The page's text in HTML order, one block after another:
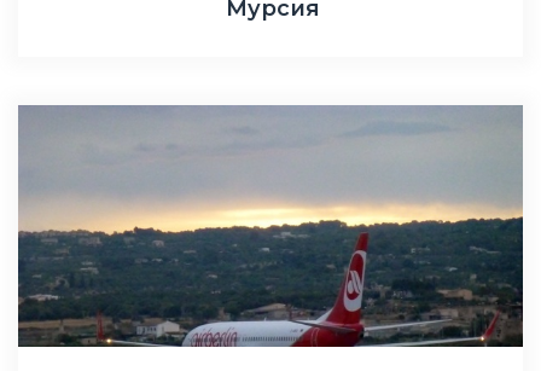
Мурсия